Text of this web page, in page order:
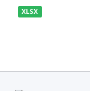
XLSX